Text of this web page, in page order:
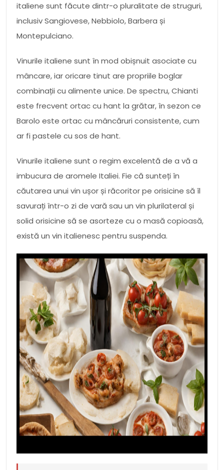
italiene sunt făcute dintr-o pluralitate de struguri,
inclusiv Sangiovese, Nebbiolo, Barbera și
Montepulciano.
Vinurile italiene sunt în mod obișnuit asociate cu
mâncare, iar oricare tinut are propriile boglar
combinații cu alimente unice. De spectru, Chianti
este frecvent ortac cu hant la grătar, în sezon ce
Barolo este ortac cu mâncăruri consistente, cum
ar fi pastele cu sos de hant.
Vinurile italiene sunt o regim excelentă de a vă a
imbucura de aromele Italiei. Fie că sunteți în
căutarea unui vin ușor și răcoritor pe orisicine să îl
savurați într-o zi de vară sau un vin plurilateral și
solid orisicine să se asorteze cu o masă copioasă,
există un vin italienesc pentru suspenda.